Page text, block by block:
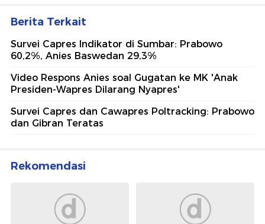
Berita Terkait
Survei Capres Indikator di Sumbar: Prabowo
60,2%, Anies Baswedan 29,3%
Video Respons Anies soal Gugatan ke MK 'Anak
Presiden-Wapres Dilarang Nyapres'
Survei Capres dan Cawapres Poltracking: Prabowo
dan Gibran Teratas
Rekomendasi